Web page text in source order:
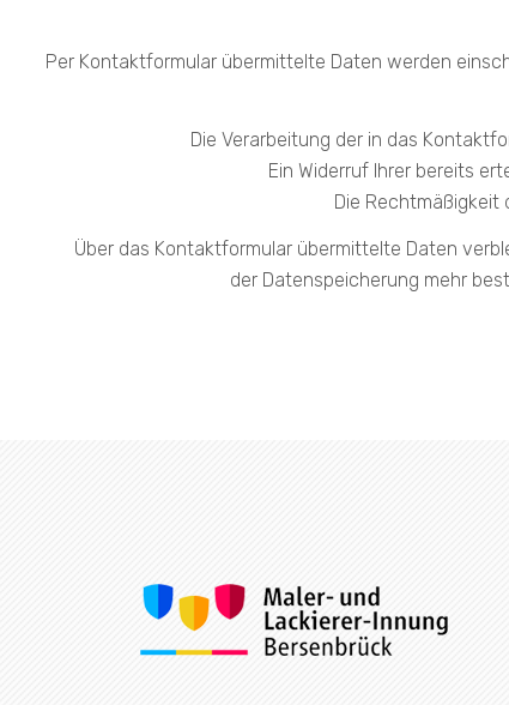
Per Kontaktformular übermittelte Daten werden
Die Verarbeitung der in das
Ein Widerruf Ihrer bereits
Die Rechtmäßigkeit
Über das Kontaktformular übermittelte Daten
der Datenspeicherung mehr